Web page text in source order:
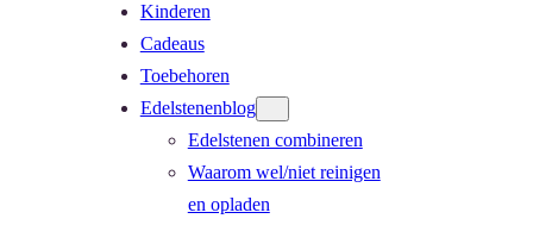
Kinderen
Cadeaus
Toebehoren
Edelstenenblog
Edelstenen combineren
Waarom wel/niet reinigen
en opladen